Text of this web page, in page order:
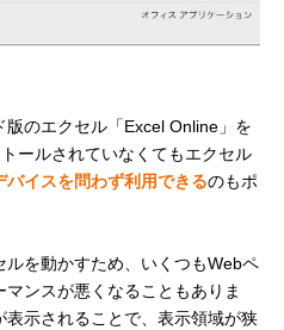
のエクセル「Excel Online」を
ールされていなくてもエクセル
バイスを問わず利用できるのもポ
ルを動かすため、いくつもWebペ
ンスが悪くなることもありま
示されることで、表示領域が狭